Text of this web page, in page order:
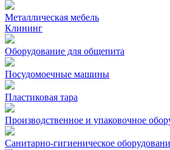
Металлическая мебель
Клининг
Оборудование для общепита
Посудомоечные машины
Пластиковая тара
Производственное и упаковочное
Санитарно-гигиеническое